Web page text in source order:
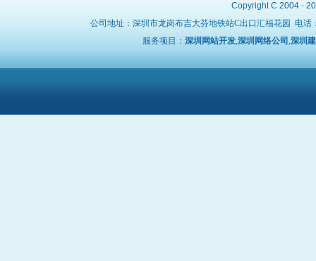
Copyright C 2004 -
公司地址：深圳市龙岗布吉大芬地铁站C出口汇福花园 电话
服务项目： 深圳网站开发,深圳网络公司 ,深圳